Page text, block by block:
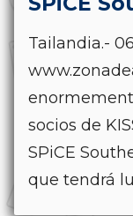
Tailandia.-
socios de
SPiCE
que tendrá